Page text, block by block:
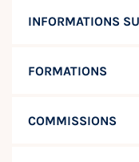
INFORMATIONS
FORMATIONS
COMMISSIONS